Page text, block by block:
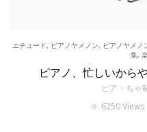
エチュード, ピアノヤメノン, ピアノヤメノ
集,
ピアノ、忙しいから
ピア・ちゃ
6250 Views